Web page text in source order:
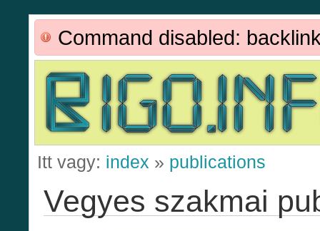
Command disabled:
Itt vagy: index » publications
Vegyes szakmai